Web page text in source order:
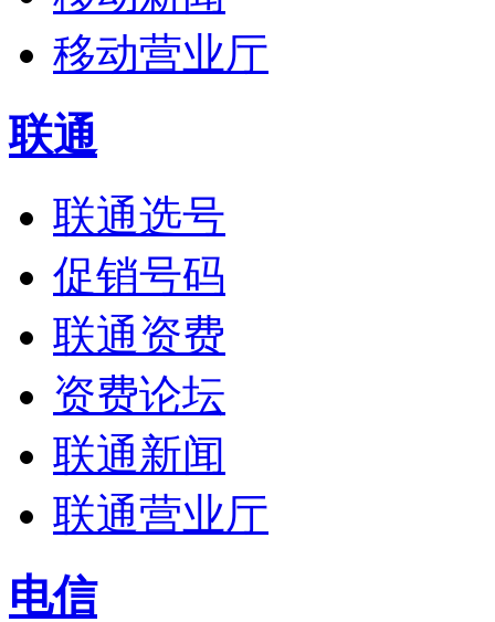
移动营业厅
联通
联通选号
促销号码
联通资费
资费论坛
联通新闻
联通营业厅
电信